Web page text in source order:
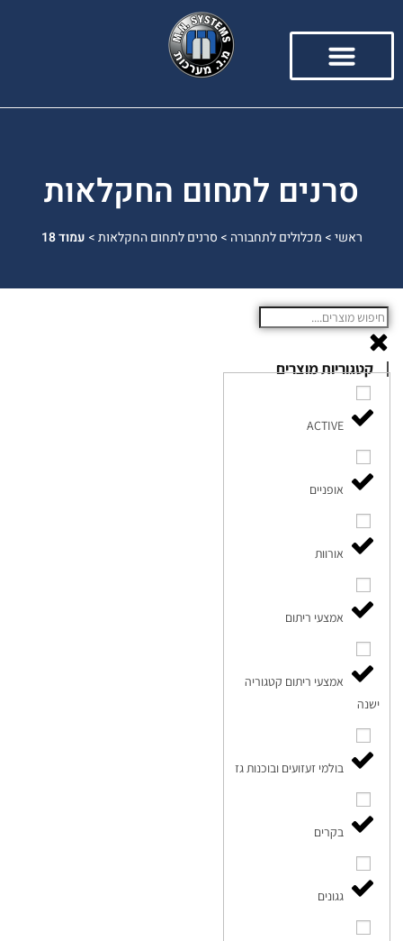
סרנים לתחום החקלאות
ראשי>מכלולים לתחבורה>סרנים לתחום החקלאות>עמוד 18
קטגוריות מוצרים
ACTIVE
אופניים
אורוות
אמצעי ריתום
אמצעי ריתום קטגוריה
ישנה
בולמי זעזועים ובוכנות גז
בקרים
גגונים